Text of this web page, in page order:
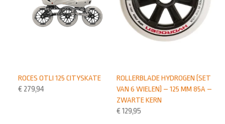
ROLLERBLADE HYDROGEN (SET
VAN 6 WIELEN) – 125 MM 85A –
ZWARTE KERN
€ 129,95
ROCES OTLI 125 CITYSKATE
€ 279,94